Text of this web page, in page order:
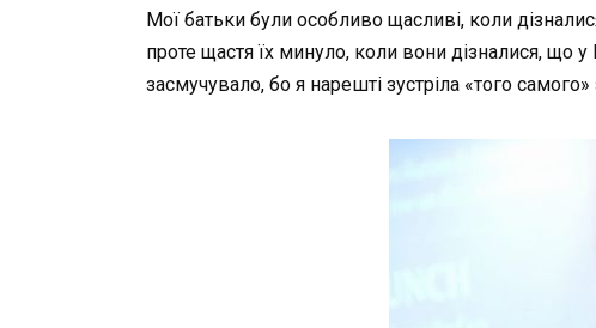
Мої батьки були особливо щасливі, коли
проте щастя їх минуло, коли вони дізналися, що
засмучувало, бо я нарешті зустріла «того